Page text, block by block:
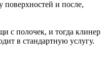
поверхностей и после,
с полочек, и тогда клинер
в стандартную услугу.